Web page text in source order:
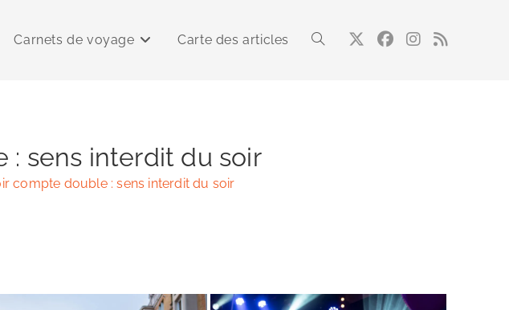
Carnets de voyage Carte des articles Toggle
: sens interdit du soir
compte double : sens interdit du soir